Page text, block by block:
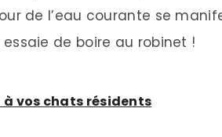
de l’eau courante se
de boire au robinet !
vos chats résidents